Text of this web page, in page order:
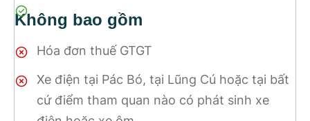
Không bao gồm
Hóa đơn thuế GTGT
Xe điện tại Pác Bó, tại Lũng Cú hoặc tại bất
cứ điểm tham quan nào có phát sinh xe